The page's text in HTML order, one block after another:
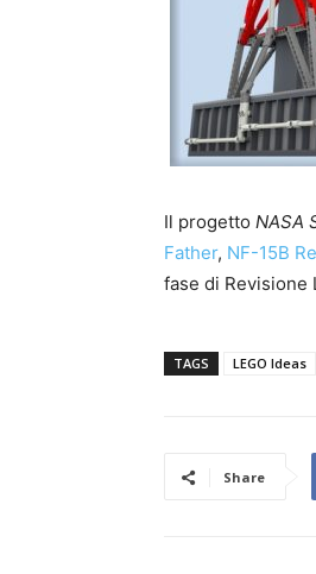
Il progetto NASA
Father, NF-15B
fase di Revisione
TAGS LEGO Ideas
Share